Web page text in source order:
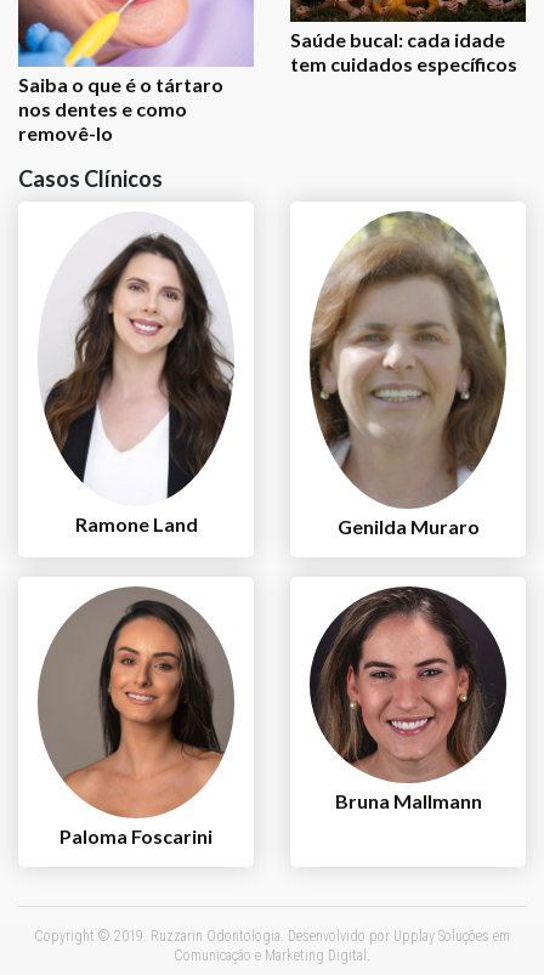
Saiba o que é o tártaro
nos dentes e como
removê-lo
Saúde bucal: cada idade
tem cuidados específicos
Casos Clínicos
Ramone Land Genilda Muraro
Paloma Foscarini
Bruna Mallmann
Copyright © 2019. Ruzzarin Odontologia. Desenvolvido por Upplay Soluções em
Comunicação e Marketing Digital